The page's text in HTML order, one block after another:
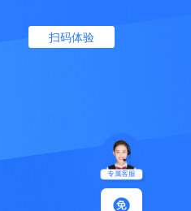
扫码体验
专属客服